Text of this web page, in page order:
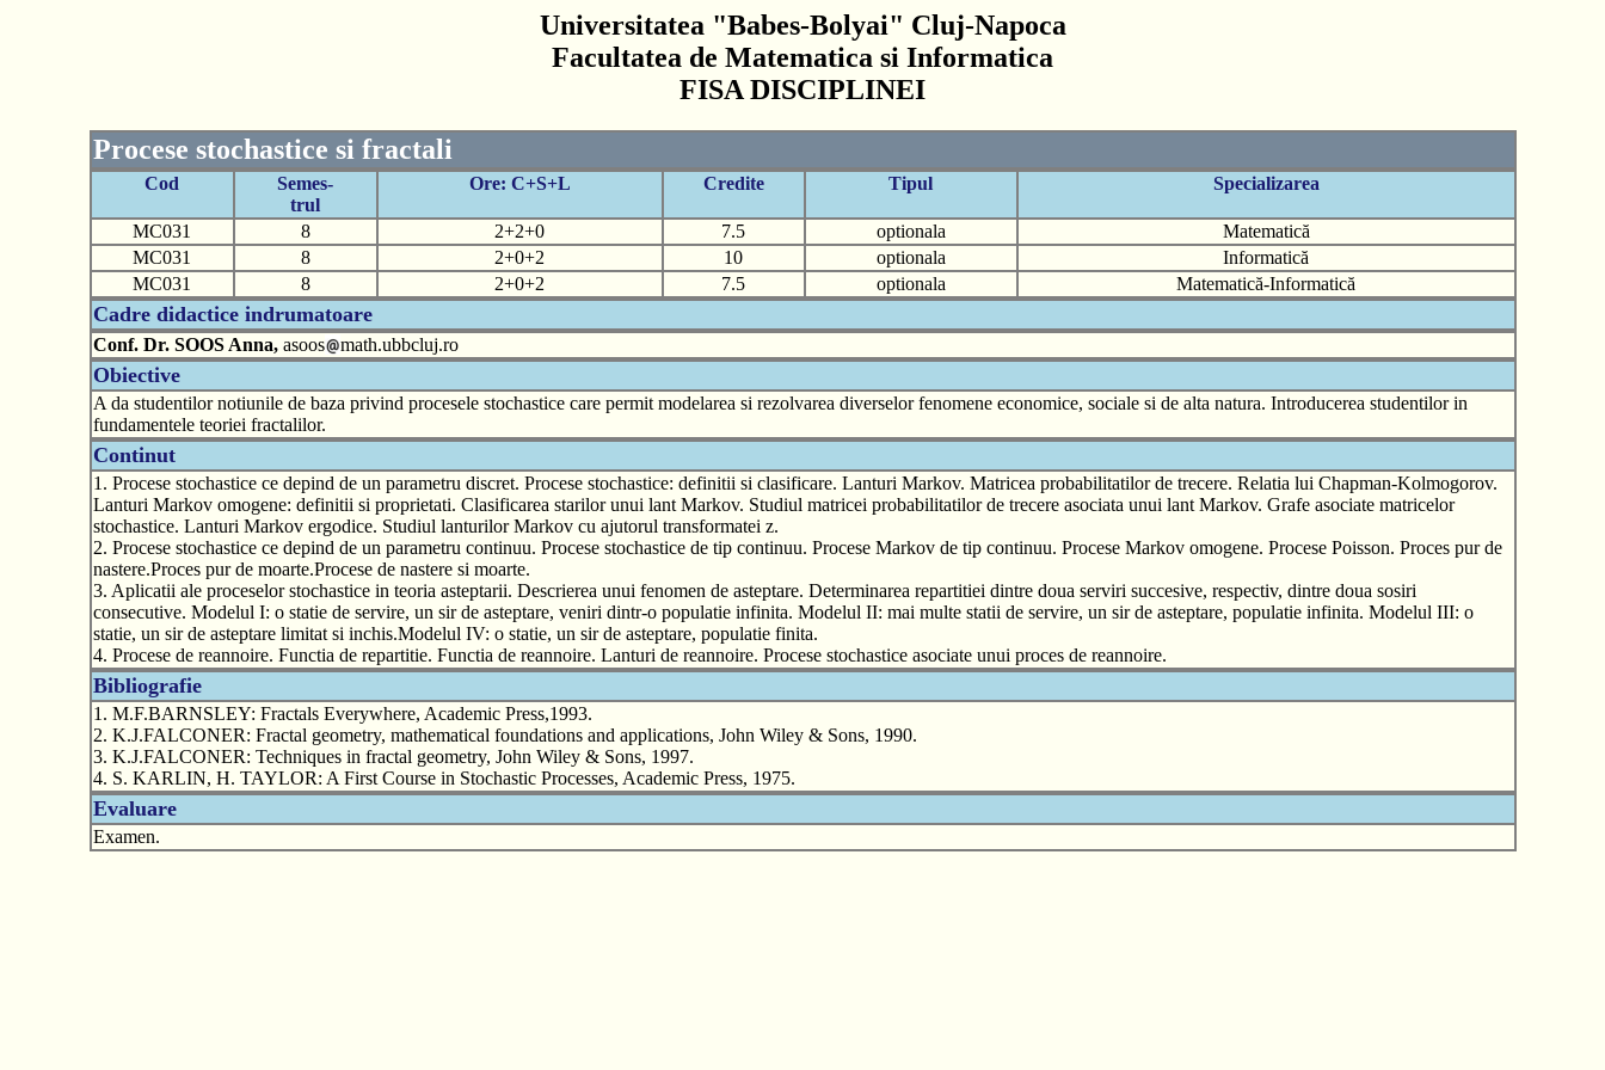
Universitatea "Babes-Bolyai" Cluj-Napoca
Facultatea de Matematica si Informatica
FISA DISCIPLINEI
Procese stochastice si fractali
Cod
Semes-
trul
Ore: C+S+L Credite Tipul Specializarea
MC031 8 2+2+0 7.5 optionala
Matematică
MC031
8 2+0+2 10 optionala
Informatică
MC031
8 2+0+2 7.5 optionala Matematică-Informatică
Cadre didactice indrumatoare
Conf. Dr. SOOS Anna,asoos math.ubbcluj.ro
Obiective
A da studentilor notiunile de baza privind procesele stochastice care permit modelarea si rezolvarea diverselor fenomene economice, sociale si de alta natura. Introducerea studentilor in
fundamentele teoriei fractalilor.
Continut
1. Procese stochastice ce depind de un parametru discret. Procese stochastice: definitii si clasificare. Lanturi Markov. Matricea probabilitatilor de trecere. Relatia lui Chapman-Kolmogorov.
Lanturi Markov omogene: definitii si proprietati. Clasificarea starilor unui lant Markov. Studiul matricei probabilitatilor de trecere asociata unui lant Markov. Grafe asociate matricelor
stochastice. Lanturi Markov ergodice. Studiul lanturilor Markov cu ajutorul transformatei z.
2. Procese stochastice ce depind de un parametru continuu. Procese stochastice de tip continuu. Procese Markov de tip continuu. Procese Markov omogene. Procese Poisson. Proces pur de
nastere.Proces pur de moarte.Procese de nastere si moarte.
3. Aplicatii ale proceselor stochastice in teoria asteptarii. Descrierea unui fenomen de asteptare. Determinarea repartitiei dintre doua serviri succesive, respectiv, dintre doua sosiri
consecutive. Modelul I: o statie de servire, un sir de asteptare, veniri dintr-o populatie infinita. Modelul II: mai multe statii de servire, un sir de asteptare, populatie infinita. Modelul III: o
statie, un sir de asteptare limitat si inchis.Modelul IV: o statie, un sir de asteptare, populatie finita.
4. Procese de reannoire. Functia de repartitie. Functia de reannoire. Lanturi de reannoire. Procese stochastice asociate unui proces de reannoire.
Bibliografie
1. M.F.BARNSLEY: Fractals Everywhere, Academic Press,1993.
2. K.J.FALCONER: Fractal geometry, mathematical foundations and applications, John Wiley & Sons, 1990.
3. K.J.FALCONER: Techniques in fractal geometry, John Wiley & Sons, 1997.
4. S. KARLIN, H. TAYLOR: A First Course in Stochastic Processes, Academic Press, 1975.
Evaluare
Examen.